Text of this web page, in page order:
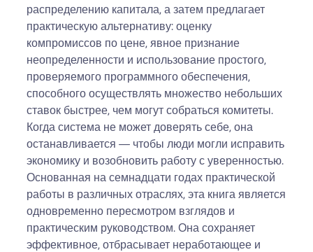
распределению капитала, а затем предлагает
практическую альтернативу: оценку
компромиссов по цене, явное признание
неопределенности и использование простого,
проверяемого программного обеспечения,
способного осуществлять множество небольших
ставок быстрее, чем могут собраться комитеты.
Когда система не может доверять себе, она
останавливается — чтобы люди могли исправить
экономику и возобновить работу с уверенностью.
Основанная на семнадцати годах практической
работы в различных отраслях, эта книга является
одновременно пересмотром взглядов и
практическим руководством. Она сохраняет
эффективное, отбрасывает неработающее и